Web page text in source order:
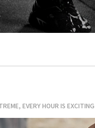
EVERY HOUR IS EXCITING